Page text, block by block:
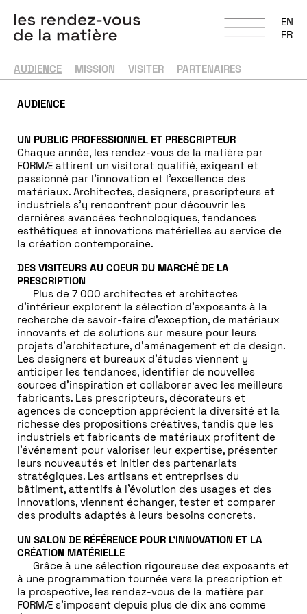
EN
FR
AUDIENCE MISSION VISITER PARTENAIRES
AUDIENCE
UN PUBLIC PROFESSIONNEL ET PRESCRIPTEUR
Chaque année, les rendez-vous de la matière par
FORMÆ attirent un visitorat qualifié, exigeant et
passionné par l’innovation et l’excellence des
matériaux. Architectes, designers, prescripteurs et
industriels s’y rencontrent pour découvrir les
dernières avancées technologiques, tendances
esthétiques et innovations matérielles au service de
la création contemporaine.
DES VISITEURS AU COEUR DU MARCHÉ DE LA
PRESCRIPTION
Plus de 7 000 architectes et architectes
d’intérieur explorent la sélection d’exposants à la
recherche de savoir-faire d’exception, de matériaux
innovants et de solutions sur mesure pour leurs
projets d’architecture, d’aménagement et de design.
Les designers et bureaux d’études viennent y
anticiper les tendances, identifier de nouvelles
sources d’inspiration et collaborer avec les meilleurs
fabricants. Les prescripteurs, décorateurs et
agences de conception apprécient la diversité et la
richesse des propositions créatives, tandis que les
industriels et fabricants de matériaux profitent de
l’événement pour valoriser leur expertise, présenter
leurs nouveautés et initier des partenariats
stratégiques. Les artisans et entreprises du
bâtiment, attentifs à l’évolution des usages et des
innovations, viennent échanger, tester et comparer
des produits adaptés à leurs besoins concrets.
UN SALON DE RÉFÉRENCE POUR L’INNOVATION ET LA
CRÉATION MATÉRIELLE
Grâce à une sélection rigoureuse des exposants et
à une programmation tournée vers la prescription et
la prospective, les rendez-vous de la matière par
FORMÆ s’imposent depuis plus de dix ans comme